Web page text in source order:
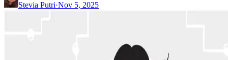
Stevia Putri·Nov 5, 2025